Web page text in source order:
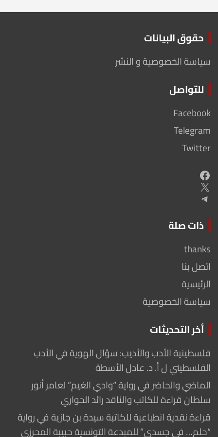
حقوق البيانات
سياسة الخصوصية و النشر
للتواصل
Facebook
Telegram
Twitter
Facebook
X
Telegram
ذات صلة
thanks
اتصل بنا
الرئيسية
سياسة الخصوصية
أخر التحديثات
فلسطينية الأدب والأديب: سؤال الهوية في الأدب
الفلسطيني ل أ. د. عادل الأسطة
الماضي والحاضر في رواية “وادي الغيم” لعامر أنور
سلطان قراءة للكاتب والناقد رائد الحواري
قراءة نقدية انطباعية للكاتبة سيدة بن جازية في رواية
“حلم… في جسدي” للمبدعة التونسية حبيبة المحرزي